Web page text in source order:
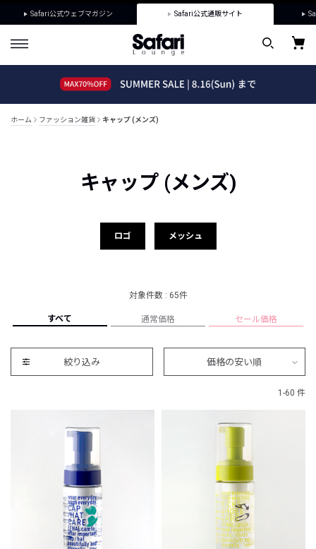
Safari公式ウェブマガジン Safari公式通販サイト
ホーム ファッション雑貨 キャップ (メンズ)
キャップ (メンズ)
ロゴ メッシュ
対象件数 : 65件
すべて 通常価格 セール価格
絞り込み 価格の安い順
1-60 件